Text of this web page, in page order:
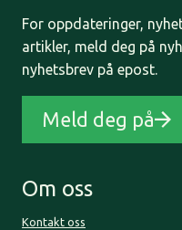
For oppdateringer,
artikler, meld deg på
nyhetsbrev på epost.
Meld deg på
Om oss
Kontakt oss